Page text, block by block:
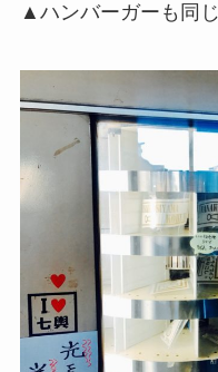
▲ハンバーガーも同